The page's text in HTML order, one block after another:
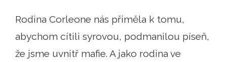
Rodina Corleone nás přiměla k tomu,
abychom cítili syrovou, podmanilou píseň,
že jsme uvnitř mafie. A jako rodina ve